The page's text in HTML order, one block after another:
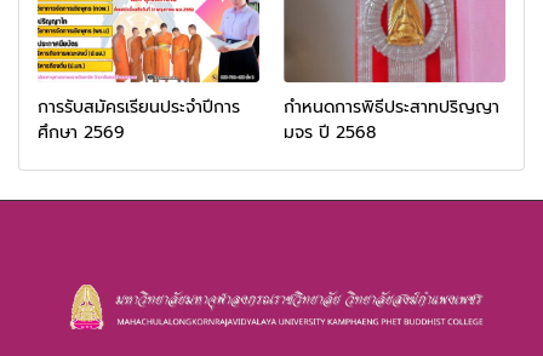
การรับสมัครเรียนประจำปีการ
ศึกษา 2569
กำหนดการพิธีประสาทปริญญา
มจร ปี 2568